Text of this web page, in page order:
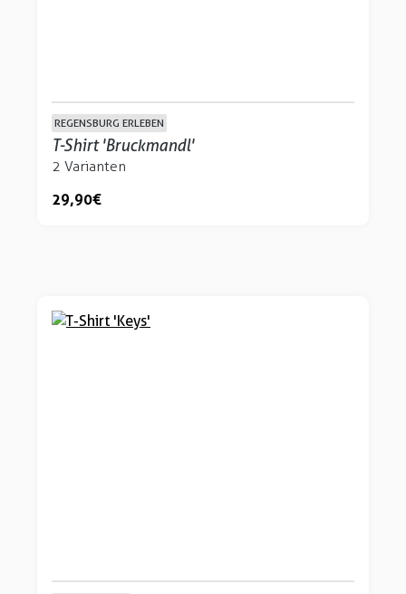
REGENSBURG ERLEBEN
T-Shirt 'Bruckmandl'
2 Varianten
29,90 €